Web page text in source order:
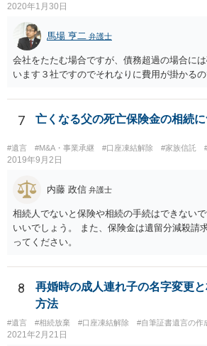
2020年1月30日
馬場 亨二 弁護士
会社をたたむ場合ですが、債務超過の場合に
います３社ですのでそれなりに費用が掛かる
7 亡くなる父の死亡保険金の相続
#遺言 #M&A・事業承継 #口座凍結解除 #家族信託
2019年9月2日
内藤 政信 弁護士
相続人でないと保険や相続の手続はできない
いいでしょう。 また、保険金は遺留分減殺請
ってください。
8
再婚時の成人連れ子の名字変更
方法
#遺言 #相続放棄 #口座凍結解除 #自筆証書遺言の作
2021年2月21日